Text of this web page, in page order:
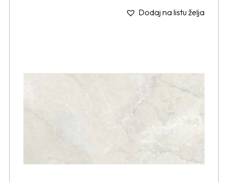
Dodaj na listu želja